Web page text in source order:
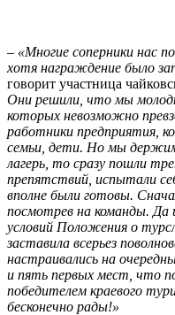
– «Многие соперники нас
хотя награждение было
говорит участница
Они решили, что мы
которых невозможно
работники предприятия,
семьи, дети. Но мы держим
лагерь, то сразу пошли
препятствий, испытали
вполне были готовы.
посмотрев на команды. Да
условий Положения о
заставила всерьез
настраивались на
и пять первых мест, что
победителем краевого
бесконечно рады!»